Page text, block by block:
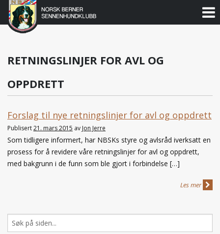
Gå
Norsk
Berner
Sennenhundklubb
RETNINGSLINJER FOR AVL OG
OPPDRETT
Forslag til nye retningslinjer for avl og oppdrett
Publisert21. mars 2015 av Jon Jerre
Som tidligere informert, har NBSKs styre og avlsråd iverksatt en
prosess for å revidere våre retningslinjer for avl og oppdrett,
med bakgrunn i de funn som ble gjort i forbindelse […]
Les mer
Søk
etter: